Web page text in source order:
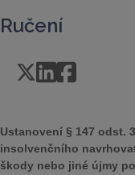
Ručení
Ustanovení § 147 odst.
insolvenčního
škody nebo jiné újmy